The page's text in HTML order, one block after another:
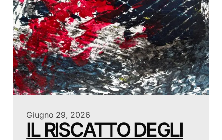
Giugno 29, 2026
IL RISCATTO DEGLI